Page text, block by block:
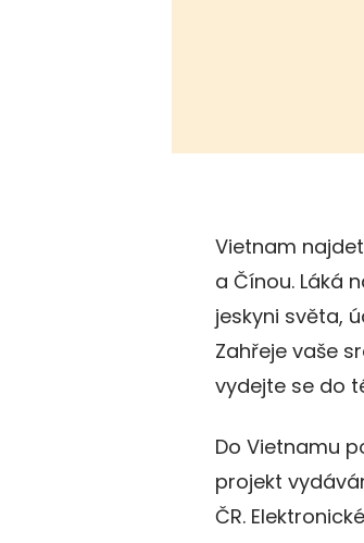
Vietnam
a Čínou. Láká
jeskyni světa,
Zahřeje vaše
vydejte se do
Do Vietnamu
projekt
ČR.